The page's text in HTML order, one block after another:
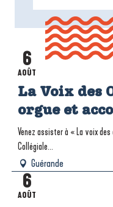
Lire la
6
AOÛT
La Voix des
orgue et
Venez assister à « La voix
Collégiale...
Guérande
6
AOÛT